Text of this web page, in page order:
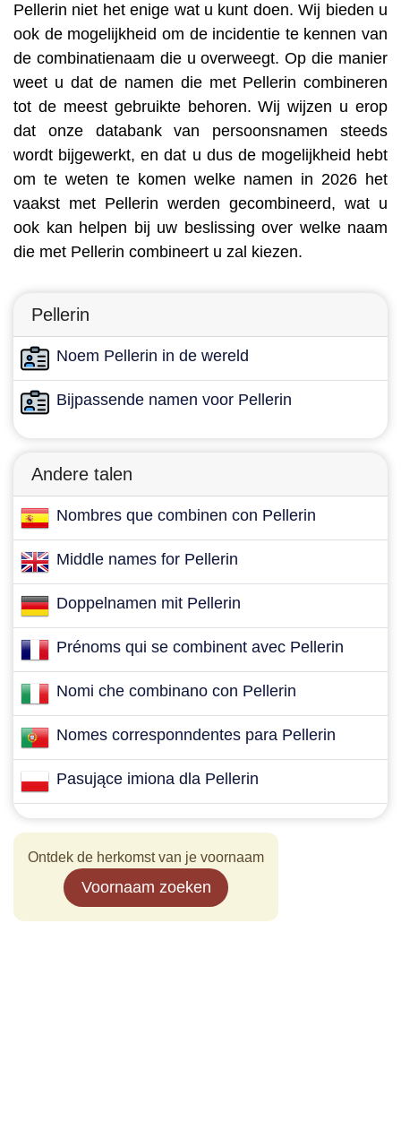
Pellerin niet het enige wat u kunt doen. Wij bieden u
ook de mogelijkheid om de incidentie te kennen van
de combinatienaam die u overweegt. Op die manier
weet u dat de namen die met Pellerin combineren
tot de meest gebruikte behoren. Wij wijzen u erop
dat onze databank van persoonsnamen steeds
wordt bijgewerkt, en dat u dus de mogelijkheid hebt
om te weten te komen welke namen in 2026 het
vaakst met Pellerin werden gecombineerd, wat u
ook kan helpen bij uw beslissing over welke naam
die met Pellerin combineert u zal kiezen.
Pellerin
Noem Pellerin in de wereld
Bijpassende namen voor Pellerin
Andere talen
Nombres que combinen con Pellerin
Middle names for Pellerin
Doppelnamen mit Pellerin
Prénoms qui se combinent avec Pellerin
Nomi che combinano con Pellerin
Nomes corresponndentes para Pellerin
Pasujące imiona dla Pellerin
Ontdek de herkomst van je voornaam
Voornaam zoeken